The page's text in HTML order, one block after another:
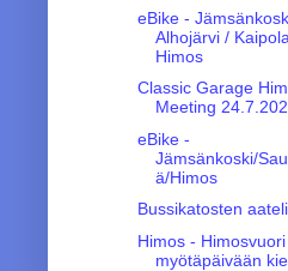
eBike -
Alhojärvi /
Himos
Classic Garage
Meeting
eBike -
Jämsänkoski/
ä/Himos
Bussikatosten
Himos - Himosvuori
myötäpäivään